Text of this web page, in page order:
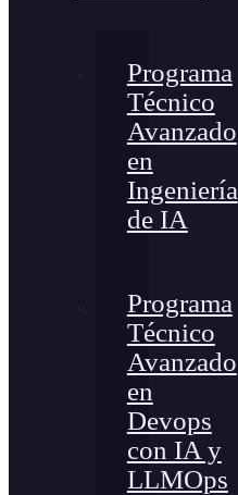
Programa
Técnico
Avanzado
en
Ingeniería
de IA
Programa
Técnico
Avanzado
en
Devops
con IA y
LLMOps